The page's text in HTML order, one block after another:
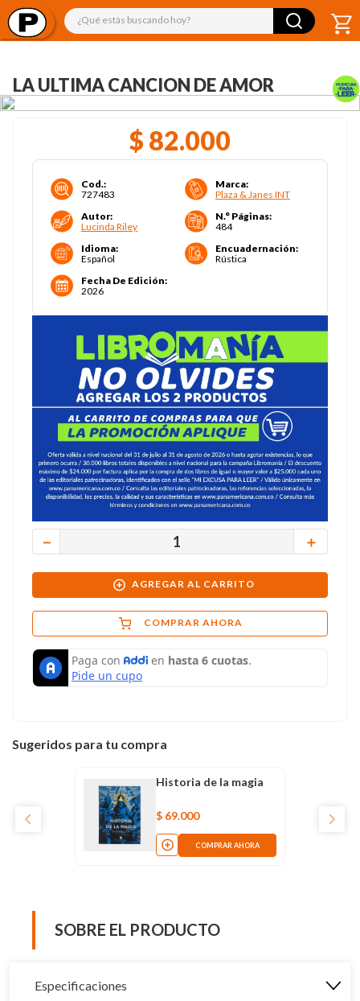
¿Qué estás buscando hoy?
LA ULTIMA CANCION DE AMOR
$ 82.000
Cod.:
727483
Marca:
Plaza & Janes INT
Autor:
Lucinda Riley
N.° Páginas:
484
Idioma:
Español
Encuadernación:
Rústica
Fecha De Edición:
2026
＋
－
AGREGAR AL CARRITO
COMPRAR AHORA
Sugeridos para tu compra
Historia de la magia
$ 69.000
COMPRAR AHORA
SOBRE EL PRODUCTO
Especificaciones